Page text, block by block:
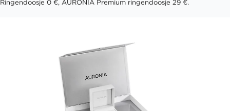
Ringendoosje 0 €, AURONIA Premium ringendoosje 29 €.